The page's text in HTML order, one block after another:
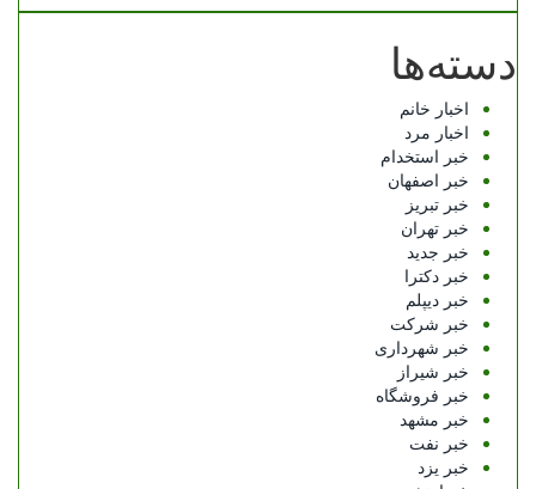
دسته‌ها
اخبار خانم
اخبار مرد
خبر استخدام
خبر اصفهان
خبر تبریز
خبر تهران
خبر جدید
خبر دکترا
خبر دیپلم
خبر شرکت
خبر شهرداری
خبر شیراز
خبر فروشگاه
خبر مشهد
خبر نفت
خبر یزد